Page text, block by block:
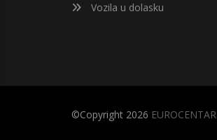
Vozila u dolasku
©Copyright 2026 EUROCENTAR